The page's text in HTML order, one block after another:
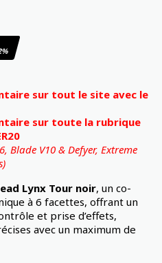
sur tout le site avec le
sur toute la rubrique
Blade V10 & Defyer, Extreme
Lynx Tour noir, un co-
à 6 facettes, offrant un
et prise d’effets,
avec un maximum de